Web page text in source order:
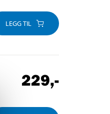
LEGG TIL
229,-